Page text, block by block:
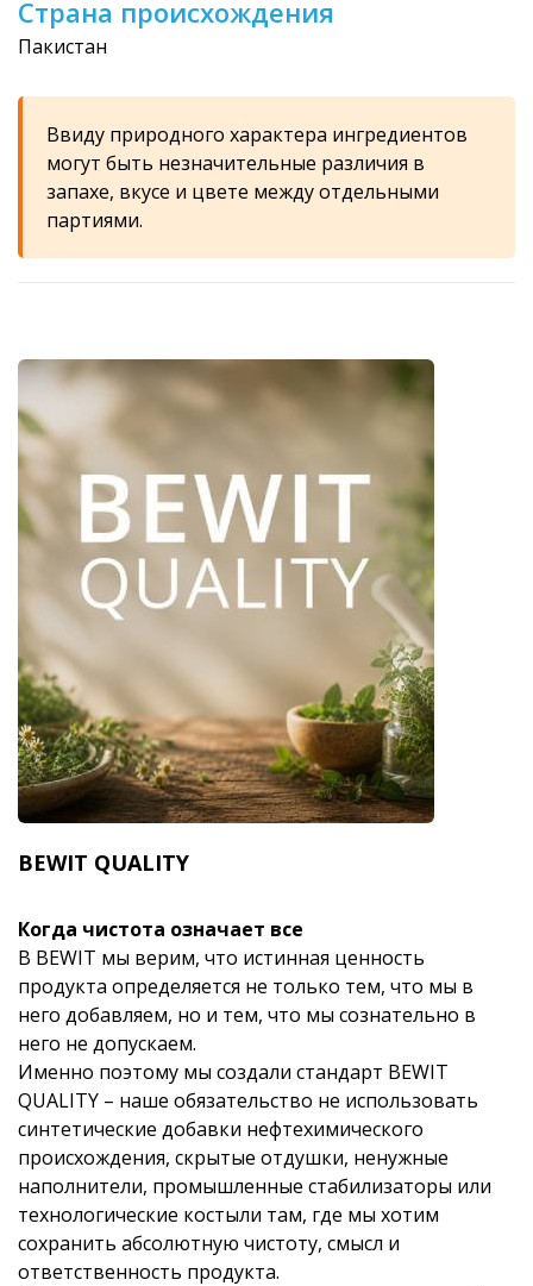
Страна происхождения
Пакистан
Ввиду природного характера ингредиентов
могут быть незначительные различия в
запахе, вкусе и цвете между отдельными
партиями.
BEWIT QUALITY
Когда чистота означает все
В BEWIT мы верим, что истинная ценность
продукта определяется не только тем, что мы в
него добавляем, но и тем, что мы сознательно в
него не допускаем.
Именно поэтому мы создали стандарт BEWIT
QUALITY – наше обязательство не использовать
синтетические добавки нефтехимического
происхождения, скрытые отдушки, ненужные
наполнители, промышленные стабилизаторы или
технологические костыли там, где мы хотим
сохранить абсолютную чистоту, смысл и
ответственность продукта.